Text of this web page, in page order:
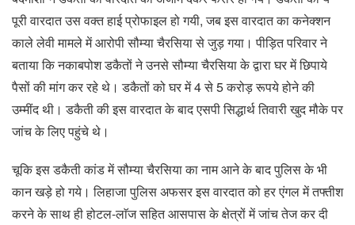
पूरी वारदात उस वक्त हाई प्रोफाइल हो गयी, जब इस वारदात का कनेक्शन
काले लेवी मामले में आरोपी सौम्या चैरसिया से जुड़ गया। पीड़ित परिवार ने
बताया कि नकाबपोश डकैतों ने उनसे सौम्या चैरसिया के द्वारा घर में छिपाये
पैसों की मांग कर रहे थे। डकैतों को घर में 4 से 5 करोड़ रूपये होने की
उम्मींद थी। डकैती की इस वारदात के बाद एसपी सिद्धार्थ तिवारी खुद मौके पर
जांच के लिए पहुंचे थे।
चूकि इस डकैती कांड में सौम्या चैरसिया का नाम आने के बाद पुलिस के भी
कान खड़े हो गये। लिहाजा पुलिस अफसर इस वारदात को हर एंगल में तफ्तीश
करने के साथ ही होटल-लाॅज सहित आसपास के क्षेत्रों में जांच तेज कर दी